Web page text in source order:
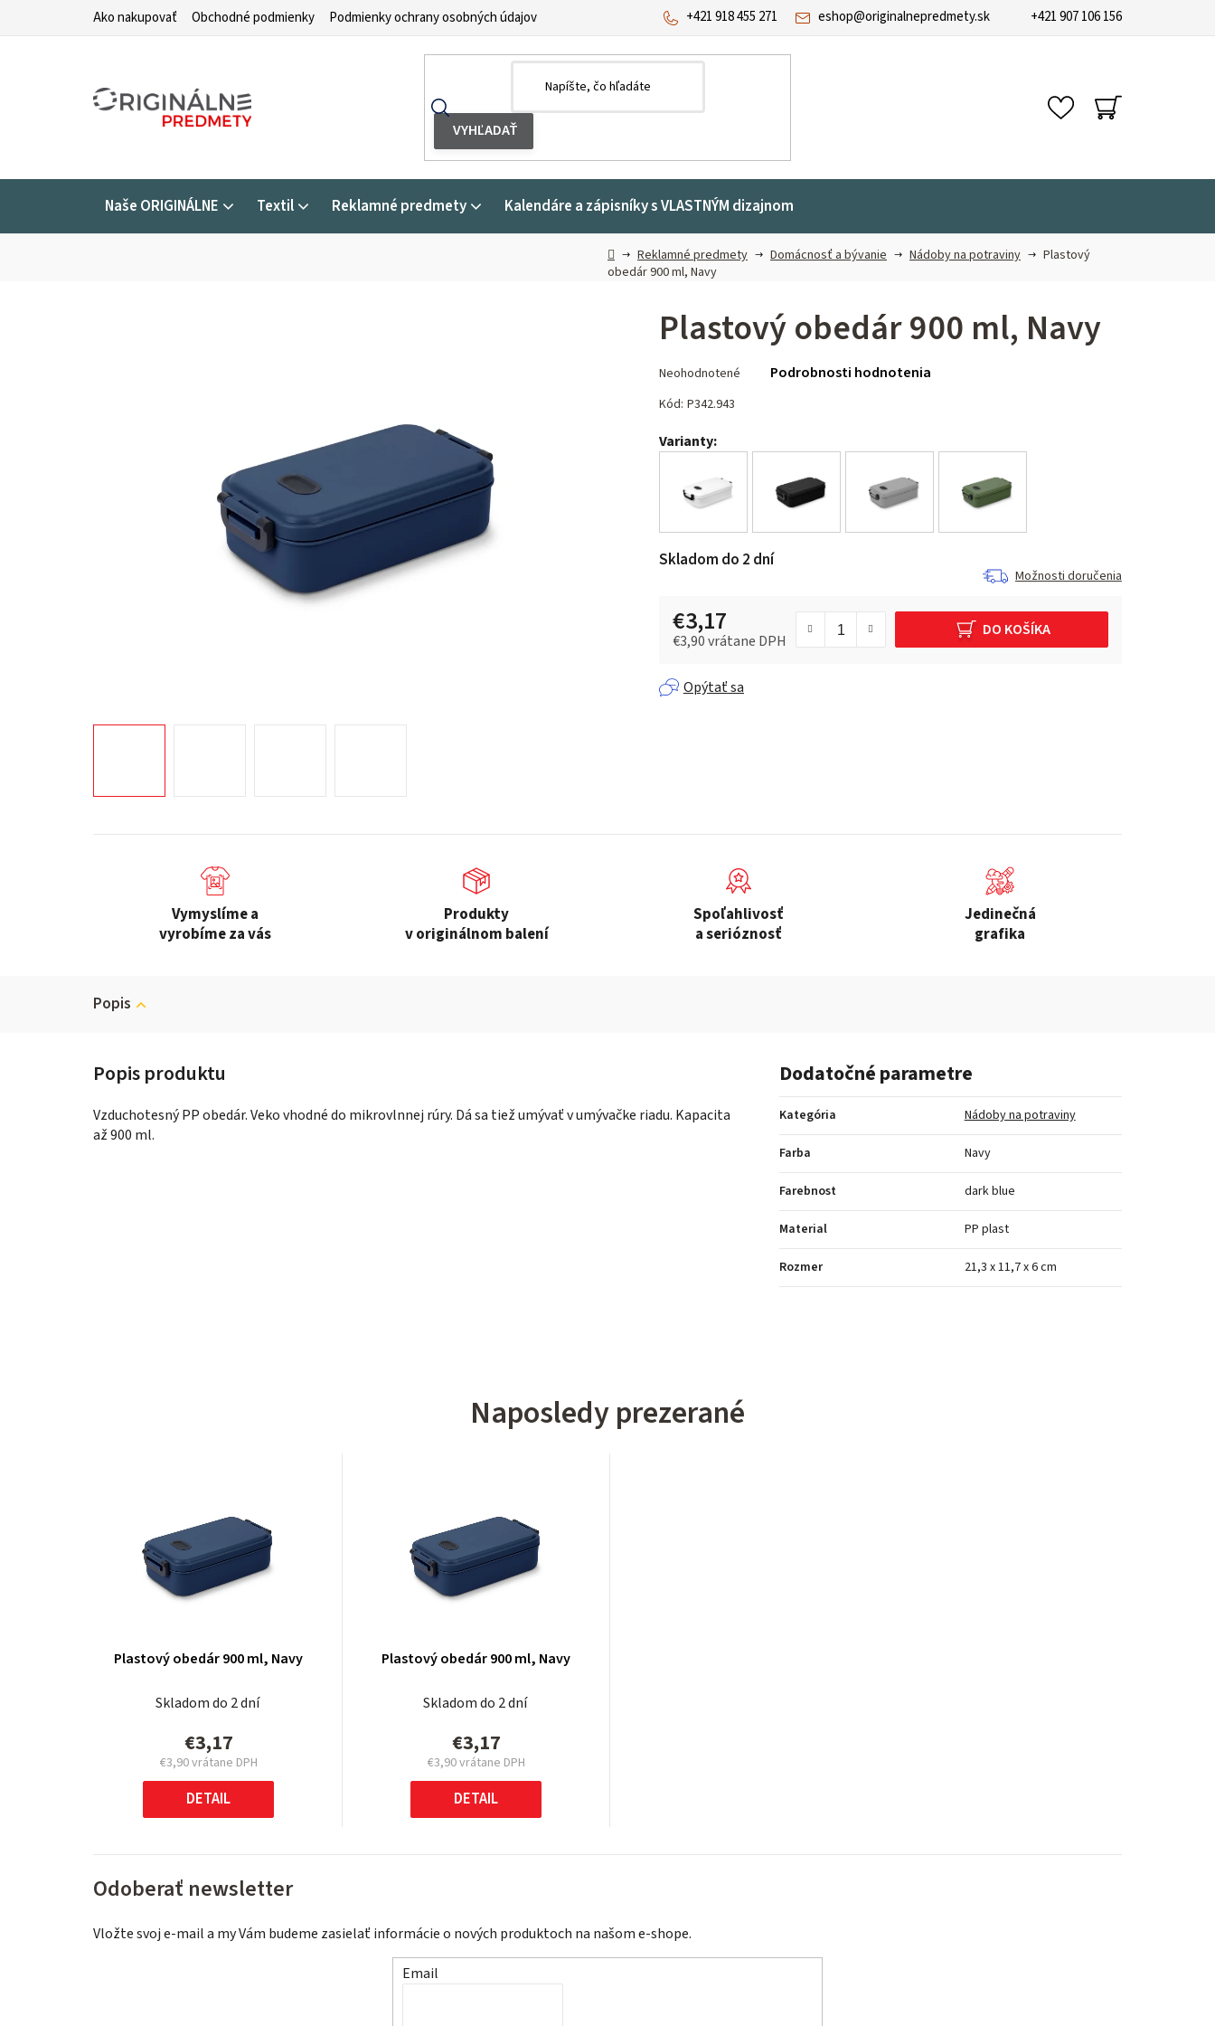
Ako nakupovať Obchodné podmienky Podmienky ochrany osobných údajov eshop@originalnepredmety.sk
+421 918 455 271 +421 907 106 156
NÁKUPNÝ
KOŠÍK
Naše ORIGINÁLNE Textil Reklamné predmety Kalendáre a zápisníky s VLASTNÝM dizajnom
DomovReklamné predmety Domácnosť a bývanie Nádoby na potraviny
Plastový
obedár 900 ml, Navy
Plastový obedár 900 ml, Navy
hodnotenie
produktu
0,0
hviezdičiek.
Neohodnotené Podrobnosti hodnotenia
Kód: P342.943
Varianty:
Skladom do 2 dní
Možnosti doručenia
€3,17
€3,90 vrátane DPH
DO KOŠÍKA
Opýtať sa
Vymyslíme a
vyrobíme za vás
Produkty
v originálnom balení
Spoľahlivosť
a serióznosť
Jedinečná
grafika
Popis
Vzduchotesný PP obedár. Veko vhodné do mikrovlnnej rúry. Dá sa tiež umývať v umývačke riadu. Kapacita
až 900 ml.
Dodatočné parametre
Kategória Nádoby na potraviny
Farba Navy
Farebnost dark blue
Material PP plast
Rozmer 21,3 x 11,7 x 6 cm
Naposledy prezerané
Plastový obedár 900 ml, Navy
Skladom do 2 dní
€3,17
€3,90 vrátane DPH
Jednotková
cena:
DETAIL
Plastový obedár 900 ml, Navy
Skladom do 2 dní
€3,17
€3,90 vrátane DPH
Jednotková
cena:
DETAIL
Odoberať newsletter
Vložte svoj e-mail a my Vám budeme zasielať informácie o nových produktoch na našom e-shope.
Email